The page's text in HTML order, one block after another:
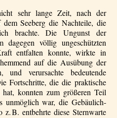
sehr lange Zeit, nach der
Seeberg die Nachteile, die
brachte. Die Ungunst der
völlig ungeschützten
entfalten konnte, wirkte in
auf die Ausübung der
und verursachte bedeutende
Fortschritte, die die praktische
konnten zum größeren Teil
unmöglich war, die Gebäulich­
z. B. entbehrte diese Sternwarte